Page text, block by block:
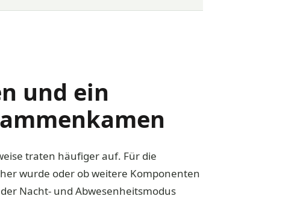
und ein
traten häufiger auf. Für die
wurde oder ob weitere Komponenten
Nacht- und Abwesenheitsmodus